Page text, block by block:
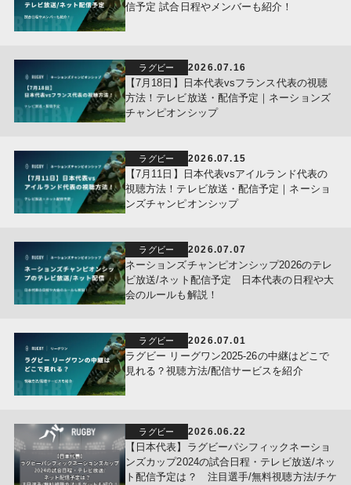
信予定 試合日程やメンバーも紹介！
ラグビー 2026.07.16
【7月18日】日本代表vsフランス代表の視聴
方法！テレビ放送・配信予定｜ネーションズ
チャンピオンシップ
ラグビー 2026.07.15
【7月11日】日本代表vsアイルランド代表の
視聴方法！テレビ放送・配信予定｜ネーショ
ンズチャンピオンシップ
ラグビー 2026.07.07
ネーションズチャンピオンシップ2026のテレ
ビ放送/ネット配信予定 日本代表の日程や大
会のルールも解説！
ラグビー 2026.07.01
ラグビー リーグワン2025-26の中継はどこで
見れる？視聴方法/配信サービスを紹介
ラグビー 2026.06.22
【日本代表】ラグビーパシフィックネーショ
ンズカップ2024の試合日程・テレビ放送/ネッ
ト配信予定は？ 注目選手/無料視聴方法/チケ